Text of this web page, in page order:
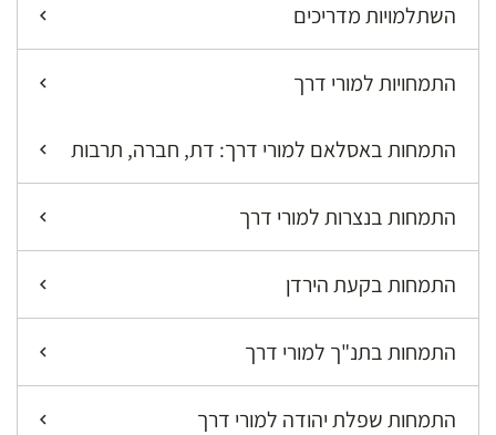
השתלמויות מדריכים
התמחויות למורי דרך
התמחות באסלאם למורי דרך: דת, חברה, תרבות
התמחות בנצרות למורי דרך
התמחות בקעת הירדן
התמחות בתנ"ך למורי דרך
התמחות שפלת יהודה למורי דרך